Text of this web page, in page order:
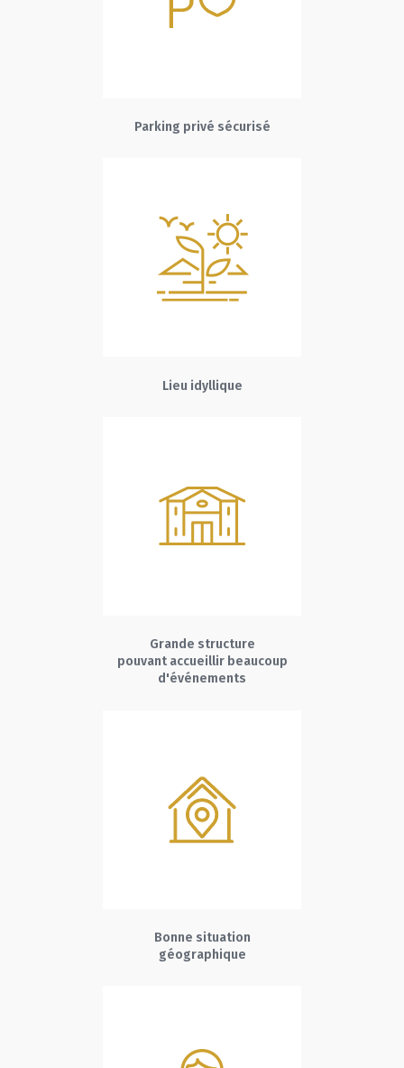
Parking privé sécurisé
Lieu idyllique
Grande structure
pouvant accueillir beaucoup
d'événements
Bonne situation
géographique